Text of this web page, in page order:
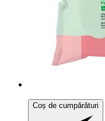
Coș de cumpărături